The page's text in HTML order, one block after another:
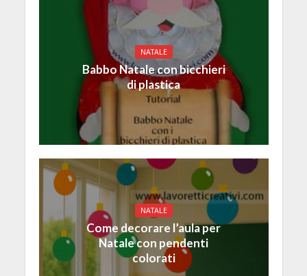
NATALE
Babbo Natale con bicchieri
di plastica
NATALE
Come decorare l’aula per
Natale con pendenti
colorati